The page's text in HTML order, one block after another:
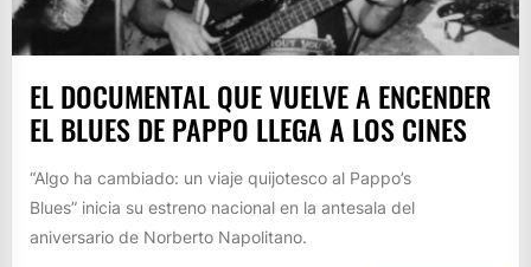
EL DOCUMENTAL QUE VUELVE A ENCENDER
EL BLUES DE PAPPO LLEGA A LOS CINES
“Algo ha cambiado: un viaje quijotesco al Pappo’s
Blues” inicia su estreno nacional en la antesala del
aniversario de Norberto Napolitano.